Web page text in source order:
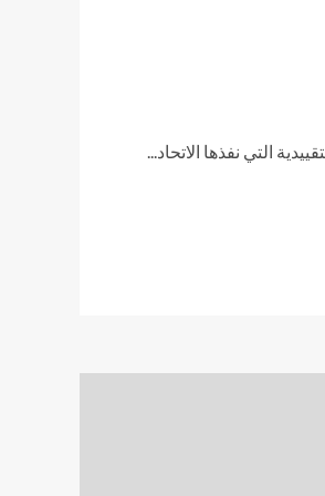
التي نفذها الاتحاد...